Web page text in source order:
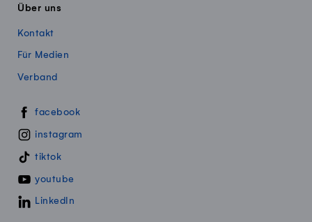
Über uns
Kontakt
Für Medien
Verband
Swissmillk auf Social Media
facebook
instagram
tiktok
youtube
LinkedIn